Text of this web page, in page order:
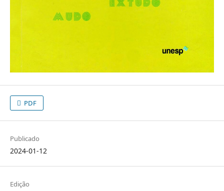
PDF
Publicado
2024-01-12
Edição